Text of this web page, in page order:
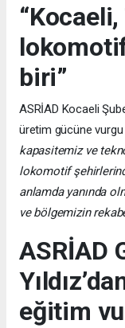
biri”
ASRİAD Kocaeli
üretim gücüne vurgu
kapasitemiz ve
lokomotif
anlamda yanında
ve bölgemizin
ASRİAD
eğitim